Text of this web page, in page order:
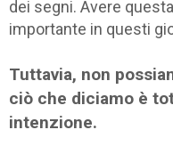
dei segni. Avere
importante in questi
Tuttavia, non
ciò che diciamo è
intenzione.